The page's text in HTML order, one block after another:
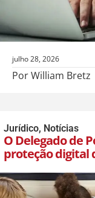
julho 28, 2026
Por William Bretz
Jurídico, Notícias
O Delegado de
proteção digital